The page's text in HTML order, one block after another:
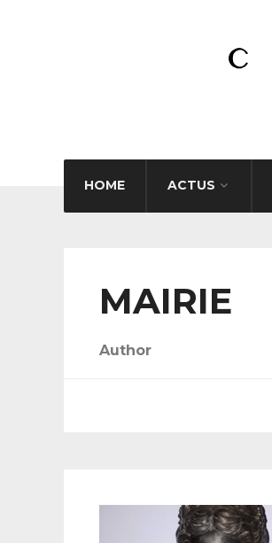
HOME ACTUS
MAIRIE
Author